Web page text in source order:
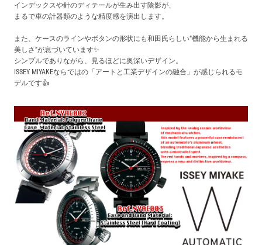
インデックスや針のディテールが生み出す陰影が、
まるで車の計器類のような精度感を演出します。
また、ケースのラインやボタンの形状にも和田氏らしい“機能から生まれる
美しさ”が息づいています✨️
シンプルでありながら、見るほどに奥深いデザイン。
ISSEY MIYAKEならではの「アートと工業デザインの融合」が感じられるモ
デルです👍️